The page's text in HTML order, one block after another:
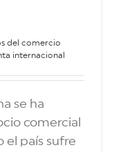
del comercio
internacional
se ha
comercial
el país sufre